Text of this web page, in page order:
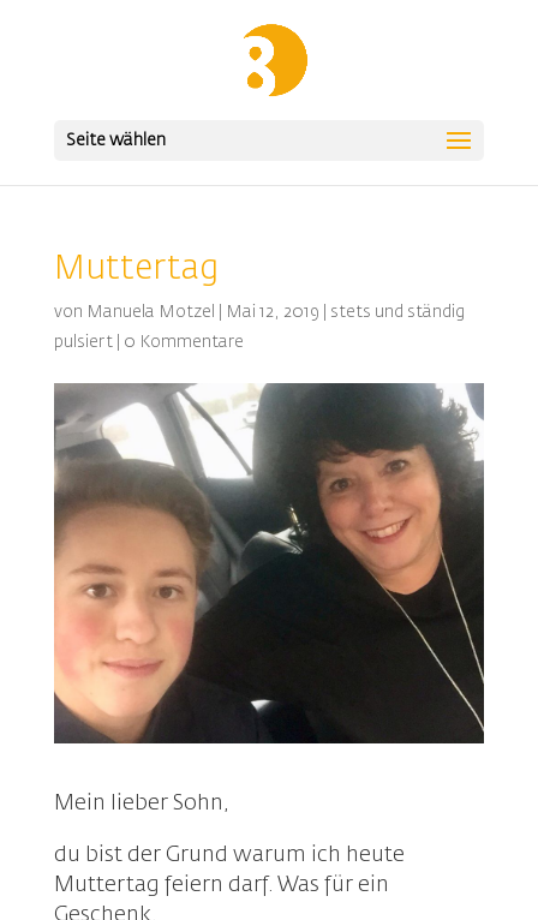
Seite wählen
Muttertag
von Manuela Motzel Mai 12, 2019
stets und ständig
pulsiert| 0 Kommentare
Mein lieber Sohn,
du bist der Grund warum ich heute
Muttertag feiern darf. Was für ein